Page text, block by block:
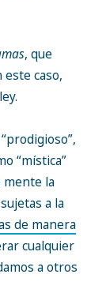
, que
este caso,
“mística”
mente la
a la
de manera
cualquier
a otros